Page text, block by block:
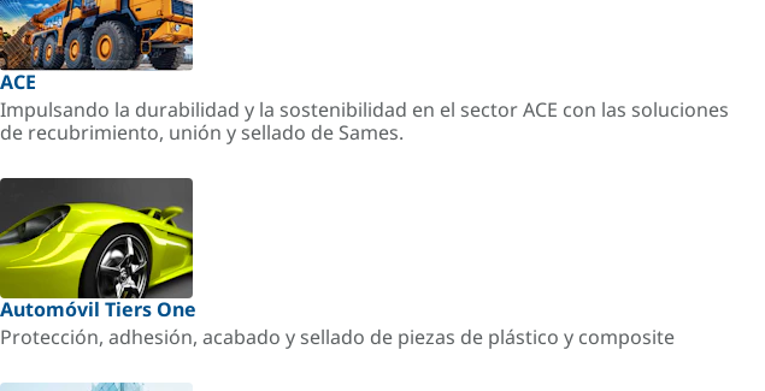
ACE
Impulsando la durabilidad y la sostenibilidad en el sector ACE con las soluciones
de recubrimiento, unión y sellado de Sames.
Automóvil Tiers One
Protección, adhesión, acabado y sellado de piezas de plástico y composite